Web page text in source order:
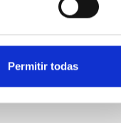
Permitir todas